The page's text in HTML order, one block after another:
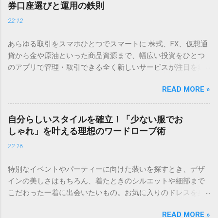
券口座選びと運用の鉄則
22:12
あらゆる取引をスマホひとつでスマートに 株式、FX、仮想通
貨から金や原油といった商品資源まで、幅広い投資をひとつ
のアプリで管理・取引できる全く新しいサービスが注目を集
め、初心者でも迷わずスタートできるのが魅力です。 ✅ いつ
でもどこでも手軽に取引を始めてみる 「将来のために何か始
めなきゃ」と思いつつ、つい後回しにしてしまうのが資産運
用ですよね。いざ始めようと思っても、どの証券会社が良い
のか、そもそも何から手をつければいいのか分からず、立ち
止まってしまう方も多いのではないでしょうか。 お金のこと
この記事では、無理なく資産を育てるための「土台作り」か
ら、自分にぴったりの証券口座を見極めるポイントまで、初
心者の方にも分かりやすく解説します。 資産運用を始める前
READ MORE »
自分らしいスタイルを確立！「少ない服でお
しゃれ」を叶える理想のワードローブ術
22:16
特別なイベントやパーティーに向けた装いを探すとき、デザ
インの美しさはもちろん、着たときのシルエットや細部まで
こだわった一着に出会いたいもの。お気に入りのドレスを身
その時間を楽しむことができます。 ＞ [大切な日のための一
READ MORE »